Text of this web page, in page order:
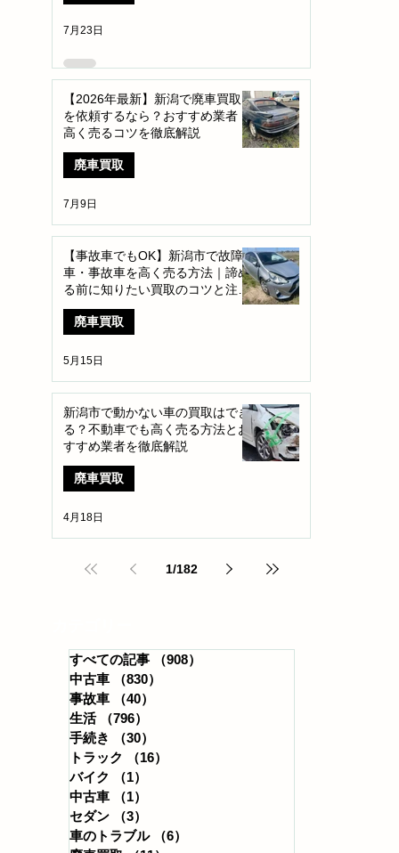
7月23日
【2026年最新】新潟で廃車買取
を依頼するなら？おすすめ業者・
高く売るコツを徹底解説
廃車買取
7月9日
【事故車でもOK】新潟市で故障
車・事故車を高く売る方法｜諦め
る前に知りたい買取のコツと注意
点
廃車買取
5月15日
新潟市で動かない車の買取はでき
る？不動車でも高く売る方法とお
すすめ業者を徹底解説
廃車買取
4月18日
1/182
すべての記事 （908）
中古車
（830）
事故車
（40）
生活
（796）
手続き
（30）
トラック
（16）
バイク
（1）
中古車
（1）
セダン
（3）
車のトラブル
（6）